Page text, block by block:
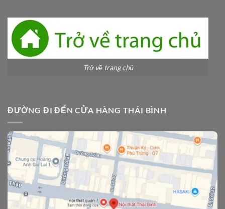
Trở về trang chủ
ĐƯỜNG ĐI ĐẾN CỬA HÀNG THÁI BÌNH